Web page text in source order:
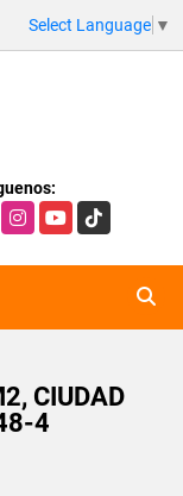
Select Language ▼
InstagramYouTubeTikTok
CIUDAD
4